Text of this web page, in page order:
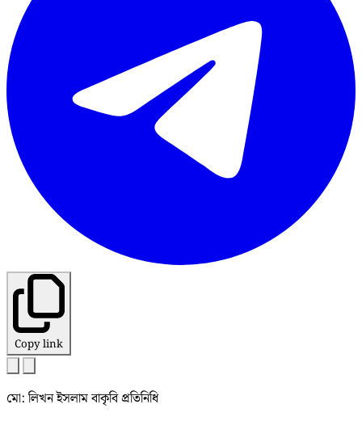
Copy link
মো: লিখন ইসলাম বাকৃবি প্রতিনিধি